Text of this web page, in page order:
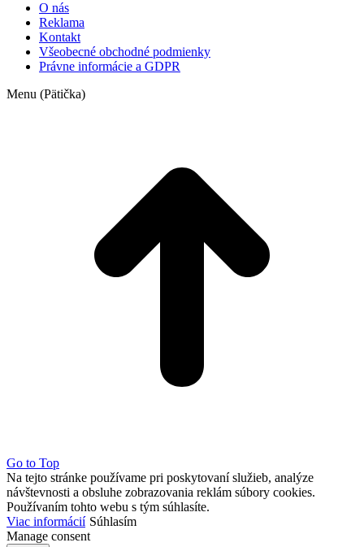
O nás
Reklama
Kontakt
Všeobecné obchodné podmienky
Právne informácie a GDPR
Menu (Pätička)
Go to Top
Na tejto stránke používame pri poskytovaní služieb, analýze
návštevnosti a obsluhe zobrazovania reklám súbory cookies.
Používaním tohto webu s tým súhlasíte.
Viac informácií Súhlasím
Manage consent